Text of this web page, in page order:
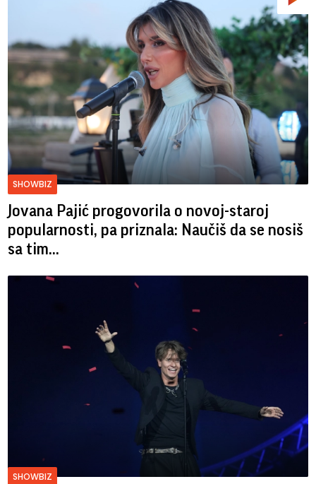
SHOWBIZ
Jovana Pajić progovorila o novoj-staroj
popularnosti, pa priznala: Naučiš da se nosiš
sa tim...
SHOWBIZ